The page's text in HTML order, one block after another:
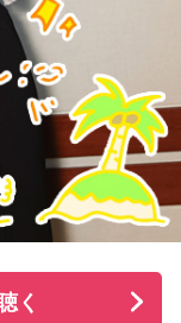
掛かった時、ガ
バリッ！と大き
車と客車の2両目の
、急停車しまし
ンブルブルブル
P51・ムスタング
く